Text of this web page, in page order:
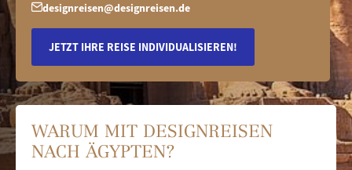
designreisen@designreisen.de
JETZT IHRE REISE INDIVIDUALISIEREN!
WARUM MIT DESIGNREISEN
NACH ÄGYPTEN?